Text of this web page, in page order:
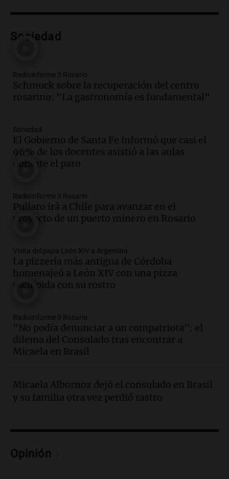
solidaria que reunirá más de 140 autos
Radioinforme 3
Norte muestra una leve baja en el costo
para 10 personas
Noticias
Audio.
Córdoba homenajeó a León XIV con una
pizza esculpida con su rostro
Radioinforme 3
Audio. Córdoba jugará un papel clave en
la visita del Papa León XIV a Argentina
Panorama Federal
Audio. Boca se impone a Estudiantes
con gol de Azcácibar en un sólido
desempeño del equipo
Noticias
victoria ante Estudiantes gracias al gol
de Santiago Azcácibar
Noticias
Episodios
con la política, advierte el consultor
Carlos Fara
Audio.Derrapó con su moto en 27 de
hospitalizado
Sociedad
Radioinforme 3 Rosario
Schmuck sobre la recuperación del centro
rosarino: "La gastronomía es fundamental"
Sociedad
El Gobierno de Santa Fe informó que casi el
96% de los docentes asistió a las aulas
durante el paro
Radioinforme 3 Rosario
Pullaro irá a Chile para avanzar en el
proyecto de un puerto minero en Rosario
Visita del papa León XIV a Argentina
La pizzería más antigua de Córdoba
homenajeó a León XIV con una pizza
esculpida con su rostro
Radioinforme 3 Rosario
"No podía denunciar a un compatriota": el
dilema del Consulado tras encontrar a
Micaela en Brasil
Micaela Albornoz dejó el consulado en Brasil
y su familia otra vez perdió rastro
Opinión